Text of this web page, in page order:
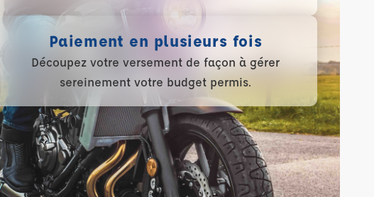
Paiement en plusieurs fois
Découpez votre versement de façon à gérer
sereinement votre budget permis.